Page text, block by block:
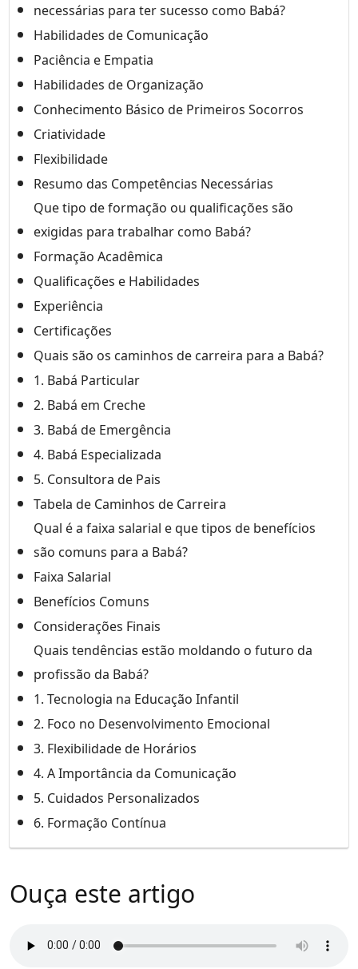
necessárias para ter sucesso como Babá?
Habilidades de Comunicação
Paciência e Empatia
Habilidades de Organização
Conhecimento Básico de Primeiros Socorros
Criatividade
Flexibilidade
Resumo das Competências Necessárias
Que tipo de formação ou qualificações são
exigidas para trabalhar como Babá?
Formação Acadêmica
Qualificações e Habilidades
Experiência
Certificações
Quais são os caminhos de carreira para a Babá?
1. Babá Particular
2. Babá em Creche
3. Babá de Emergência
4. Babá Especializada
5. Consultora de Pais
Tabela de Caminhos de Carreira
Qual é a faixa salarial e que tipos de benefícios
são comuns para a Babá?
Faixa Salarial
Benefícios Comuns
Considerações Finais
Quais tendências estão moldando o futuro da
profissão da Babá?
1. Tecnologia na Educação Infantil
2. Foco no Desenvolvimento Emocional
3. Flexibilidade de Horários
4. A Importância da Comunicação
5. Cuidados Personalizados
6. Formação Contínua
Ouça este artigo